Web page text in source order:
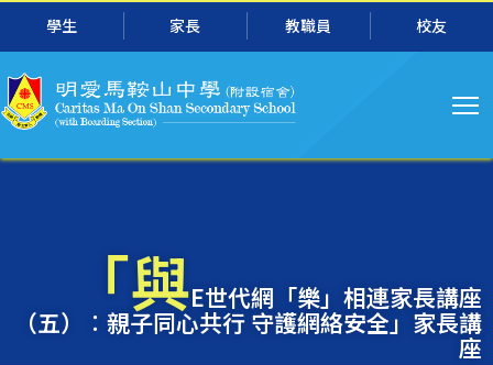
跳转到主要内容
學生 家長 教職員 校友
导
航
「與E世代網「樂」相連家長講座
（五）︰親子同心共行 守護網絡安全」家長講
座